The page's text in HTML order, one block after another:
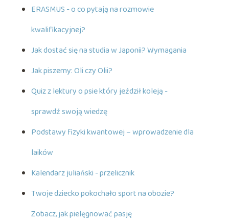
ERASMUS - o co pytają na rozmowie
kwalifikacyjnej?
Jak dostać się na studia w Japonii? Wymagania
Jak piszemy: Oli czy Olii?
Quiz z lektury o psie który jeździł koleją -
sprawdź swoją wiedzę
Podstawy fizyki kwantowej – wprowadzenie dla
laików
Kalendarz juliański - przelicznik
Twoje dziecko pokochało sport na obozie?
Zobacz, jak pielęgnować pasję